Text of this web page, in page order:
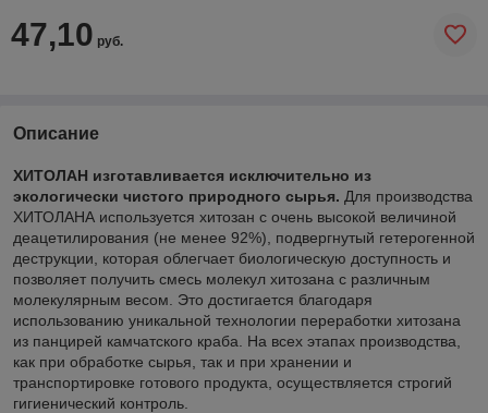
47,10 руб.
Описание
ХИТОЛАН изготавливается исключительно из
экологически чистого природного сырья. Для производства
ХИТОЛАНА используется хитозан с очень высокой величиной
деацетилирования (не менее 92%), подвергнутый гетерогенной
деструкции, которая облегчает биологическую доступность и
позволяет получить смесь молекул хитозана с различным
молекулярным весом. Это достигается благодаря
использованию уникальной технологии переработки хитозана
из панцирей камчатского краба. На всех этапах производства,
как при обработке сырья, так и при хранении и
транспортировке готового продукта, осуществляется строгий
гигиенический контроль.